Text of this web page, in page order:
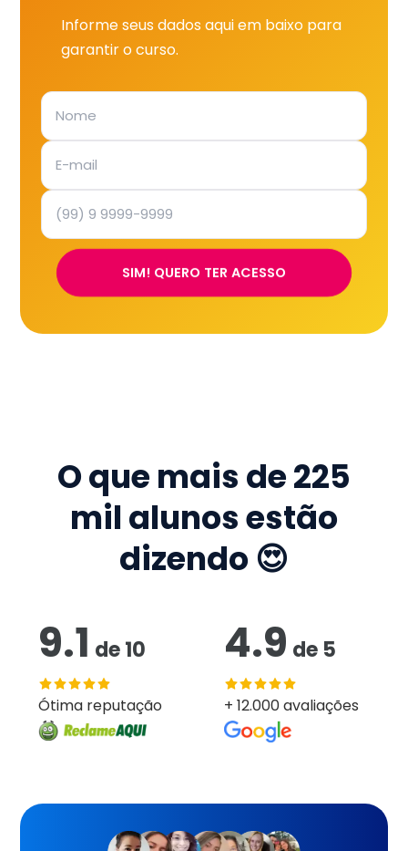
Informe seus dados aqui em baixo para
garantir o curso.
SIM! QUERO TER ACESSO
O que mais de225
mil alunos estão
dizendo 😍
9.1 de10
Ótima reputação
4.9 de 5
+ 12.000 avaliações